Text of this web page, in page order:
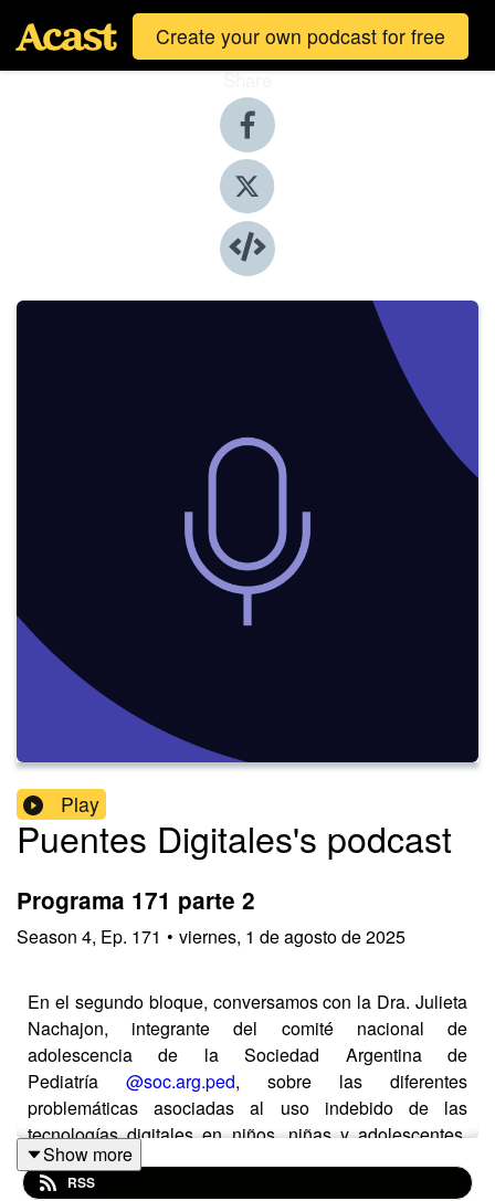
Create your own podcast for free
Share
Play
Puentes Digitales's podcast
Programa 171 parte 2
Season 4, Ep. 171 • viernes, 1 de agosto de 2025
En el segundo bloque, conversamos con la Dra. Julieta
Nachajon, integrante del comité nacional de
adolescencia de la Sociedad Argentina de
Pediatría @soc.arg.ped, sobre las diferentes
problemáticas asociadas al uso indebido de las
tecnologías digitales en niños, niñas y adolescentes.
Además, nos compartió algunas recomendaciones para
acompañar a los niñas y niñas en su utilización.
Show more
RSS